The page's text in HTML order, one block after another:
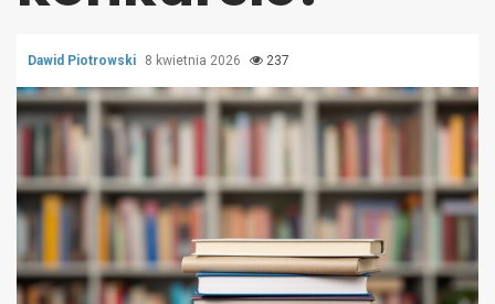
Dawid Piotrowski 8 kwietnia 2026 237